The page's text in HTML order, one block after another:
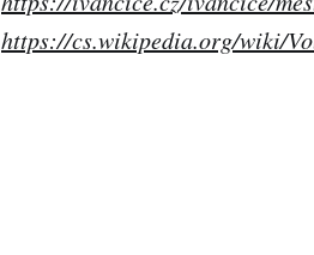
https://cs.wikipedia.org/wiki/